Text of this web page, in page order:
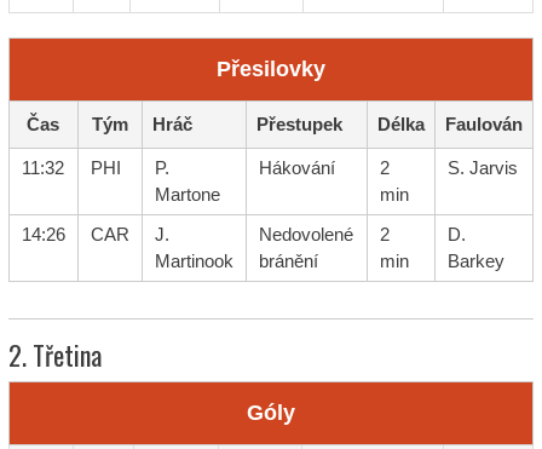
Přesilovky
Čas Tým Hráč Přestupek Délka Faulován
11:32 PHI
P.
Martone
Hákování
2
min
S. Jarvis
14:26 CAR
J.
Martinook
Nedovolené
bránění
2
min
D.
Barkey
2. Třetina
Góly